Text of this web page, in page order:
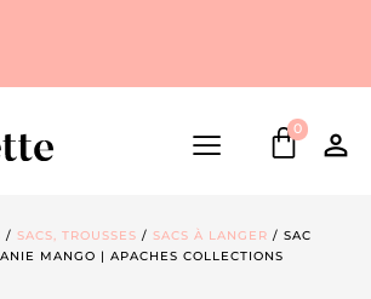
0
/ SACS, TROUSSES / SACS À LANGER / SAC
MANGO | APACHES COLLECTIONS